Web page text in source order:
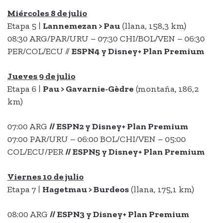
Miércoles 8 de julio
Etapa 5 | Lannemezan > Pau(llana, 158,3 km)
08:30 ARG/PAR/URU – 07:30 CHI/BOL/VEN – 06:30
PER/COL/ECU //ESPN4 yDisney+ Plan Premium
Jueves 9 de julio
Etapa 6 | Pau > Gavarnie-Gèdre (montaña, 186,2
km)
07:00 ARG // ESPN2 yDisney+ Plan Premium
07:00 PAR/URU – 06:00 BOL/CHI/VEN – 05:00
COL/ECU/PER// ESPN5 yDisney+ Plan Premium
Viernes 10 de julio
Etapa 7 | Hagetmau > Burdeos(llana, 175,1 km)
08:00 ARG // ESPN3 yDisney+ Plan Premium